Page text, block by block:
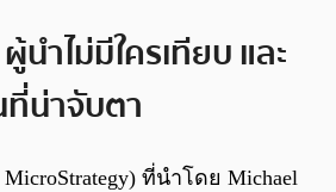
นำไม่มีใครเทียบ และ
น่าจับตา
ที่นำโดย Michael